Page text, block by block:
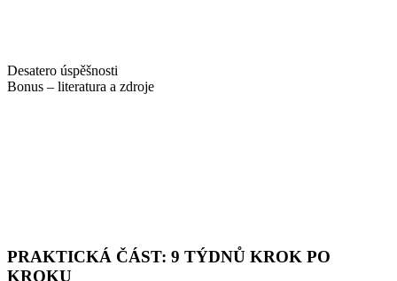
Desatero úspěšnosti
Bonus – literatura a zdroje
PRAKTICKÁ ČÁST: 9 TÝDNŮ KROK PO
KROKU